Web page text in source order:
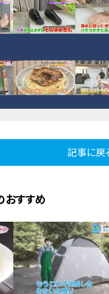
記事に戻
おすすめ